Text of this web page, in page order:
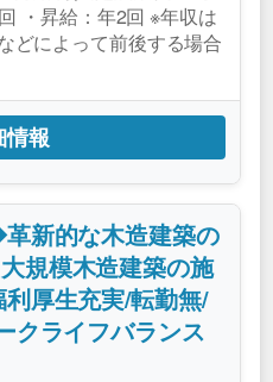
・昇給：年2回 ※年収は
どによって前後する場合
情報
新的な木造建築の
規模木造建築の施
厚生充実/転勤無/
クライフバランス